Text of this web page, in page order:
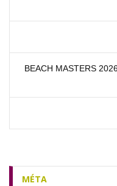
BEACH MASTERS
MÉTA